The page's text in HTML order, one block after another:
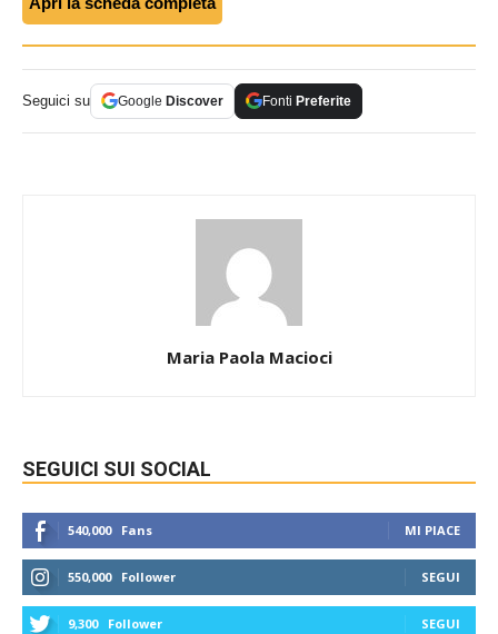
Seguici su Google Discover Fonti Preferite
Maria Paola Macioci
SEGUICI SUI SOCIAL
540,000 Fans MI PIACE
550,000 Follower SEGUI
9,300 Follower SEGUI